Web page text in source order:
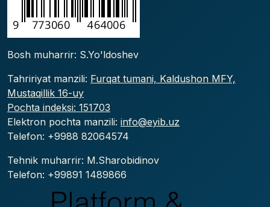
Bosh muharrir: S.Yo'ldoshev
Tahririyat manzili: Furqat tumani, Kaldushon MFY,
Mustaqillik 16-uy
Pochta indeksi: 151703
Elektron pochta manzili: info@eyib.uz
Telefon: +9988 82064574
Tehnik muharrir: M.Sharobidinov
Telefon: +99891 1489866